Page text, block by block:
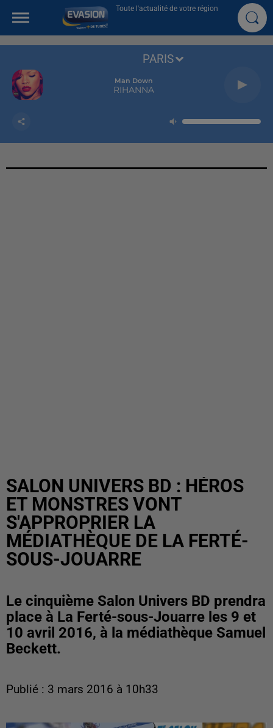
Toute l'actualité de votre région
Man Down
RIHANNA
PARIS
SALON UNIVERS BD : HÉROS
ET MONSTRES VONT
S'APPROPRIER LA
MÉDIATHÈQUE DE LA FERTÉ-
SOUS-JOUARRE
Le cinquième Salon Univers BD prendra
place à La Ferté-sous-Jouarre les 9 et
10 avril 2016, à la médiathèque Samuel
Beckett.
Publié : 3 mars 2016 à 10h33